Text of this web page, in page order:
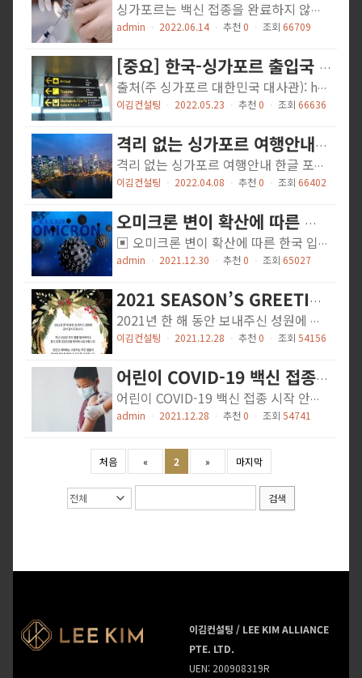
싱가포르는 백신 접종을 완료하지 않은 EP/DP 비자 소지자들에 대해 백신 접종을 3차까지 완료한 뒤, 해당 정보를 업데이트하도록 요청하고 있습니다. (백신2차 접종 완료일로부터 2주 경과 시 접종 완료자로 인정됩니다.) 만약, 이를 시행하지 않을 시 추후 비자 갱신 또는 새로운 비자 신청이 어려울 수 있습니다. 해외 백신 접종 완료자 업데이트 방법 STEP 1. 싱가포르 입국 시 영문 백신 접종 증명서 소지 STEP 2. [EP/DP 소지자] 입국 후 30일 이내 싱가포르 Clinic 방문하여 백신 업데이트 요청 (Serology test 진행) [IPA및 EP/DP외 모든 비자 소지자] 입국 후 7일 이내 싱가포르 Clinic 방문하여 백신 업데이트 요청 (Serology test 진행) : 의사가 NIR(National Immunisation Registry)에 업데이트 진행 * 비자 갱신 신청일 전까지 상기 진행을 완료해야 함으로 비자 만료일 2~3개월 전에는 싱가포르 입국하셔서 백신 접종 등록을 완료하시길 추천드립니다. * 이와 관련하여 자세한 안내는 하기 웹사이트 및 연락처를 참고해 주시기 바랍니다. - 웹사이트 : https://www.mom.gov.sg/covid-19/frequently-asked-questions/vaccination-requirements-to-hold-mom-passes-and-enter-singapore - 연락처 : MOM +65 6438 5122 MOH +65 6325 9220
admin ㆍ 2022.06.14 ㆍ 추천 0 ㆍ 조회 66709
[중요] 한국-싱가포르 출입국 방역 절차 등 종합 안내 (5.23일부 / 주싱가포르대사관)
출처(주 싱가포르 대한민국 대사관): https://bit.ly/3MU1XKR 220523 한-싱가포르 출입국 방역 절차 등 종합안내(5.23부 입국자 적용) 한국-싱가포르 출입국 방역 절차 등 종합 안내 2022.05.23 업데이트 o 2022.05.23 "한-싱가포르 출입국 방역 절차 등 종합안내.pdf" 변경사항 (첨부 다운로드 필요) - 정책변경 없음. 싱가포르 이민국 홈페이지 링크 수정 o 2022.05.20 "한-싱가포르 출입국 방역 절차 등 종합안내.pdf" 변경사항 (첨부 다운로드 필요) - 한국 입국 절차 : 5.23부 입국자 부터 출발일 1일 이내 ART(=RAT) 음성확인서 인정 (상세안내) - 싱가포르 입국 절차 : 정책변경 없음(접종완료자 SG-Arrival Card(링크) 제출, 입국전/후 검사없음) o (한국 입국) 국/내외 예방접종완료자 검역정보 사전입력시스템(Q-CODE)를 통한 격리면제 실시 (상세안내) ※ Q-CODE 홈페이지 주소 : https://cov19ent.kdca.go.kr ※ Q-CODE 홍보 및 안내 영상 유튜브 링크 : N/A o 인도적사유(장례식 참석) 격리면제서 신청 상세안내 (링크) o 한국 입국 시 PCR 음성확인서 제출 기준 등 상세안내 (링크) ※ 국내 입국 검역절차 간편 안내 (질병관리청 국립검역소 홈페이지) - https://nqs.kdca.go.kr/nqs/quaStation/incheonAirport.do?gubun=step#none ※ 질병관리청 입국자 및 해외여행객 방역 공지 확인 - ​http://ncov.mohw.go.kr/duBoardList.do?brdId=2&brdGubun=23 ※ 우리나라 격리 등 국내 방역조치 관련 상세사항은 질병관리청 콜센터 1339(전화 및 카카오톡 챗봇)문의 - 질병관리청 콜센터 안내 : https://kdca.go.kr/contents.es?mid=a20701000000 - 해외이용 안내 : 해외→국내에서 이용 시, +82-2-2633-1339, +82-2-2163-5945번으로 이용가능(유료)
이김컨설팅 ㆍ 2022.05.23 ㆍ 추천 0 ㆍ 조회 66636
격리 없는 싱가포르 여행안내 (2022. 04. 01)
격리 없는 싱가포르 여행안내 한글 포스터 (출처: 싱가포르관광청)싱가포르 입국 방역 절차 https://leekim.com/download/?mid=download&uid=1964&mod=document&pageid=1
이김컨설팅 ㆍ 2022.04.08 ㆍ 추천 0 ㆍ 조회 66402
오미크론 변이 확산에 따른 한국 입국(2021.12.3~2022.2.3) 절차 안내 (2021.12.29 업데이트)
▣ 오미크론 변이 확산에 따른 한국 입국(2021.12.3~2022.2.3) 절차 안내 ※ 예방접종완료자 직계가족 방문사유 격리면제서 발급 중단 (2021.12.3~2022.2.3) ※ 장례식 참석 사유 격리면제서는 별도로 신청 질병관리청은 오미크론 변이바이러스 대응 관련, 입국제한 등 강화된 방역조치의 적용 기간을 2021.12.03 ~ 2022.2.3 까지로 발표하였습니다. 해외에서 입국하는 국내 및 해외 예방접종완료자의 격리면제도 2022.2.3일까지 중단하고, 입국자는 10일간 격리를 실시 예정입니다.(조치 연장여부는 국내외 방역상황을 고려하여 추후 검토될 예정) 다만, 2021.12.28 23:59(한국시간) 전 "싱가포르 -> 한국행" 항공권을 구매하였고 VTL 요건을 갖춘 경우 한-싱 여행안전권역(VTL)의 경우에는 철저한 방역관리를 전제로 격리면제를 유지 됩니다. ※ 2021.12.29 0시 이후 도착 ~ 2021.01.20 24시 이전 도착(한국시간) 항공편에 대한 VTL 목적 티켓 신규 판매 중단에 따라 동기간 도착하는 항공권은 10일 격리 전제로만 구매 가능 한-싱 여행안전권역(VTL) 이용 절차를 아래와 같이 안내하니 참고하시기 바랍니다. [싱 -> 한 VTL 입국] 적용대상: 싱가포르 또는 국내 접종완료자로서의 여행안전권역 이용 입국자 - 2021.12.29 0시 이후 ~ 2022.01.20 24시 이전 도착편(한국시간) 신규 구매는 10일 격리 전제로만 가능 조치내용 (싱가포르 접종자) - 입국 1일차 인천공항 코로나 19검사센터에서 PCR 검사 후 음성 확인시 격리면제 - 8일 이상 체류 시 입국 6~7일차 사설 의료기관에서 PCR 추가 검사 (별도 보고 불필요) - 입국일 3일/5일차 자가진단(ART)키트검사 (별도 보고 불필요) : 12.21 한국 도착 시 23일/25일 자가진단키트검사 후 결과를 여권과 함께 촬영하여 보관* (한국 접종자) -...
admin ㆍ 2021.12.30 ㆍ 추천 0 ㆍ 조회 65027
2021 SEASON’S GREETINGS FROM THE ENTIRE TEAM AT LEE KIM
2021년 한 해 동안 보내주신 성원에 깊이 감사드립니다. 지난 근심은 모두 훌훌 털어버리고 밝고 힘찬 2022년을 맞이하시길 바랍니다. 임인년 새해에는 소망하는 모든 일들이 풍성한 결실을 맺을 수 있기를 기원합니다. 새해 복 많이 받으십시오.
이김컨설팅 ㆍ 2021.12.28 ㆍ 추천 0 ㆍ 조회 54156
어린이 COVID-19 백신 접종 시작 안내
어린이 COVID-19 백신 접종 시작 안내 ▢ 싱가포르 정부에서 2021년 12월 말부터 5세에서 11세 사이의 어린이를 위한 화이자-바이오엔텍/Comirnaty COVID-19 백신 접종을 시작한다고 공식적으로 발표 했습니다. ※ 출처: 싱가포르 정부 www.gov.sg ▢ 상세 내용 및 등록 절차 등록일 등록 대상 등록 방법 (학교 유형과 홈스쿨링 여부에 무관 ) 2021년 12월 22일 수요일부터 싱가포르 교육부 초등학교 4~6학년생 (2022년 기준). P4~P6 학생의 학부모/보호자는 SMS를 통해 백신 접종 신청용 고유 링크 수신 2021년 12월 27일 월요일부터 2009년에서 2012년 사이에 태어난 모든 SC/PR/LTPH(12세 미만) 부모/보호자는 National Appointment System(NAS)(child.vaccine.gov.sg)에서 등록 시작 등록 후 3~5일 영업일 내에 SMS를 통해 고유 링크가 학부모/보호자에게 전송됨 초대 링크를 받지 못한 자녀의 부모/보호자도 이 양식을 통해 등록해야 함 2022년 1월 3일 월요일부터 싱가포르 교육부 초등학교 1~3학년생 (2022년 기준). P1~P3 학생의 학부모/보호자는 SMS를 통해 백신 접종 신청용 고유 링크 수신 2022년 1월 10일 월요일부터 2013년에서 2017년 사이에 태어난 모든 SC/PR/LTPH 부모/보호자는 National Appointment System(NAS)(child.vaccine.gov.sg)에서 등록시작 등록 후 3~5일 영업일 내에 SMS를 통해 고유 링크가 학부모/보호자에게 전송됨 초대 링크를 받지 못한 자녀의 부모/보호자도 이 양식을 통해 등록해야 함 annex-b-vaccination-exercise-for-5-11-year-olds.pdf 매 차례의 백신 접종 예약은 부모/보호자의 동의가 필요합니다. NAS에 등록한 사람들은 동의 양식에 서명하고 VC(Vaccination Center) 방문 시 서명한 하드카피 또는 소프트카피를 제출해야 합니다. 동의서는 NAS(https://www.nas.gov.sg/)에서 찾을 수 있습니다. 또한 어린이가 VC에서 예방 접종...
admin ㆍ 2021.12.28 ㆍ 추천 0 ㆍ 조회 54741
처음 « 2 » 마지막
검색
이김컨설팅 / LEE KIM ALLIANCE
PTE. LTD.
UEN: 200908319R